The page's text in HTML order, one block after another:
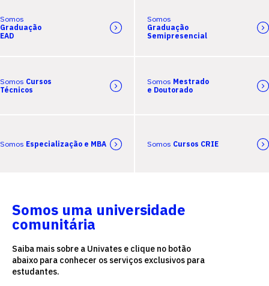
Somos
Graduação
EAD
Somos
Graduação
Semipresencial
Somos Cursos
Técnicos
Somos Mestrado
e Doutorado
Somos Especialização e MBA Somos Cursos CRIE
Somos uma universidade
comunitária
Saiba mais sobre a Univates e clique no botão
abaixo para conhecer os serviços exclusivos para
estudantes.